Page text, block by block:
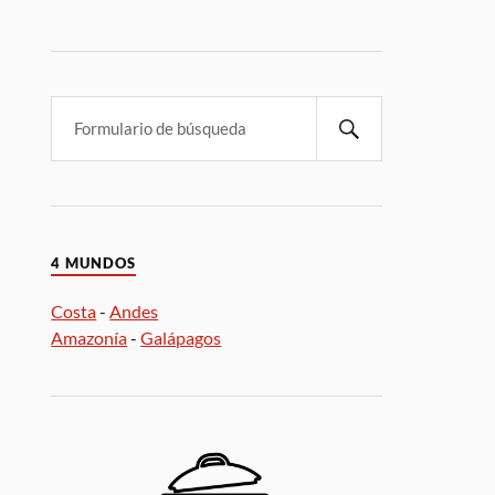
4 MUNDOS
Costa-Andes
Amazonía-Galápagos